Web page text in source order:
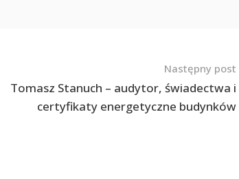
Następny post
Tomasz Stanuch – audytor, świadectwa i
certyfikaty energetyczne budynków